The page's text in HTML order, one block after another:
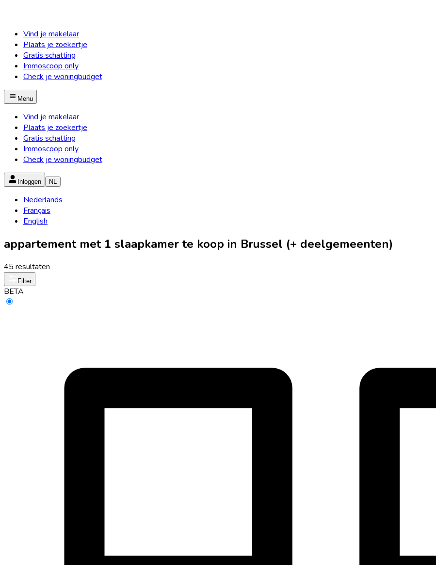
Vind je makelaar
Plaats je zoekertje
Gratis schatting
Immoscoop only
Check je woningbudget
Menu
Vind je makelaar
Plaats je zoekertje
Gratis schatting
Immoscoop only
Check je woningbudget
Inloggen NL
Nederlands
Français
English
appartement met 1 slaapkamer te koop in Brussel (+ deelgemeenten)
45 resultaten
Filter
BETA